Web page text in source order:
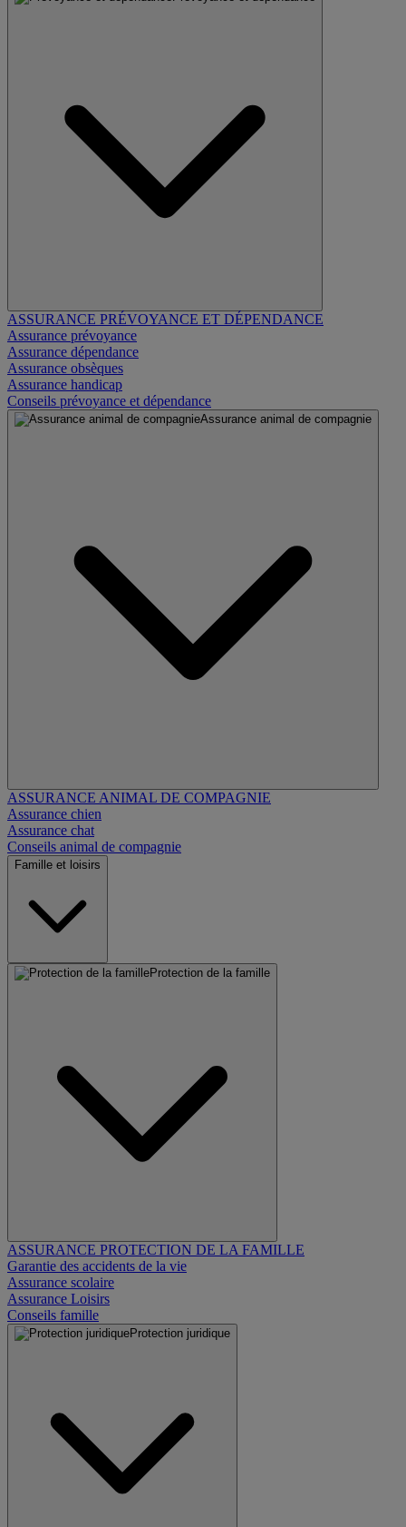
ASSURANCE PRÉVOYANCE ET DÉPENDANCE
Assurance prévoyance
Assurance dépendance
Assurance obsèques
Assurance handicap
Conseils prévoyance et dépendance
Assurance animal de compagnie
ASSURANCE ANIMAL DE COMPAGNIE
Assurance chien
Assurance chat
Conseils animal de compagnie
Famille et loisirs
Protection de la famille
ASSURANCE PROTECTION DE LA FAMILLE
Garantie des accidents de la vie
Assurance scolaire
Assurance Loisirs
Conseils famille
Protection juridique